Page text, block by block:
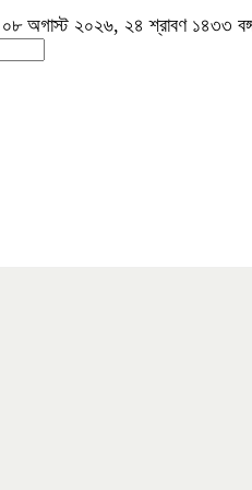
অগাস্ট ২০২৬, ২৪ শ্রাবণ ১৪৩৩